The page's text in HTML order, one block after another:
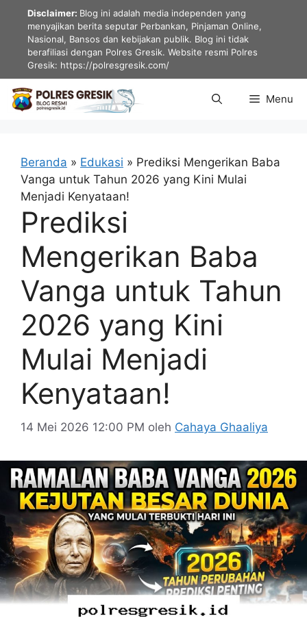
LangsungDisclaimer: Blog ini adalah media independen yang
menyajikan berita seputar Perbankan, Pinjaman Online,
Nasional, Bansos dan kebijakan publik. Blog ini tidak
berafiliasi dengan Polres Gresik. Website resmi Polres
Gresik: https://polresgresik.com/
Menu
Beranda » Edukasi » Prediksi Mengerikan Baba
Vanga untuk Tahun 2026 yang Kini Mulai
Menjadi Kenyataan!
Prediksi
Mengerikan Baba
Vanga untuk Tahun
2026 yang Kini
Mulai Menjadi
Kenyataan!
14 Mei 2026 12:00 PM oleh Cahaya Ghaaliya